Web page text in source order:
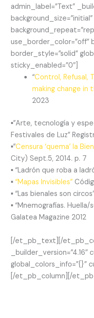
admin_label=”Text”
use_border_color=”off”
border_style=”solid”
sticky_enabled=”0″]
“Control, Refusal,
making change in
2023
▪”Arte, tecnología y
Festivales de Luz”
▪”Censura ‘quema’ la
City) Sept.5, 2014. p. 7
▪ “Ladrón que roba a
▪“Mapas Invisibles”
▪ “Las bienales son
▪ “Mnemografías.
Galatea Magazine 2012
[/et_pb_text][/
_builder_version=”4.16″
global_colors_info=”{}”
[/et_pb_column][/